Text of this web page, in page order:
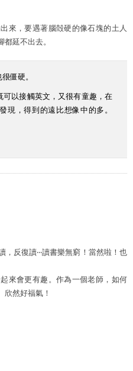
來，要遇著腦殻硬的像石塊的土人
延不出去。
僵硬。
以接觸英文，又很有童趣，在
現，得到的遠比想像中的多。
反復讀‧‧‧讀書樂無窮！當然啦！也
來會更有趣。作為一個老師，如何
欣然好福氣！